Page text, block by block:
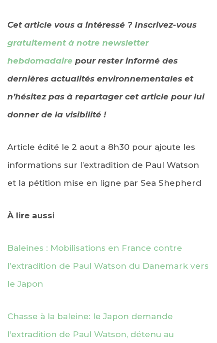
Cet article vous a intéressé ? Inscrivez-vous
gratuitement à notre newsletter
hebdomadaire pour rester informé des
dernières actualités environnementales et
n’hésitez pas à repartager cet article pour lui
donner de la visibilité !
Article édité le 2 aout a 8h30 pour ajoute les
informations sur l’extradition de Paul Watson
et la pétition mise en ligne par Sea Shepherd
À lire aussi
Baleines : Mobilisations en France contre
l’extradition de Paul Watson du Danemark vers
le Japon
Chasse à la baleine: le Japon demande
l’extradition de Paul Watson, détenu au